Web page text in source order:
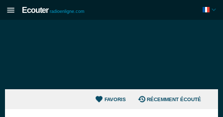
Ecouter radioenligne.com
FAVORIS RÉCEMMENT ÉCOUTÉ